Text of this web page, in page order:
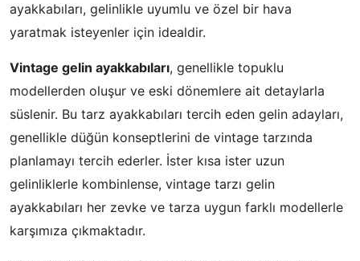
ayakkabıları, gelinlikle uyumlu ve özel bir hava
yaratmak isteyenler için idealdir.
Vintage gelin ayakkabıları, genellikle topuklu
modellerden oluşur ve eski dönemlere ait detaylarla
süslenir. Bu tarz ayakkabıları tercih eden gelin adayları,
genellikle düğün konseptlerini de vintage tarzında
planlamayı tercih ederler. İster kısa ister uzun
gelinliklerle kombinlense, vintage tarzı gelin
ayakkabıları her zevke ve tarza uygun farklı modellerle
karşımıza çıkmaktadır.